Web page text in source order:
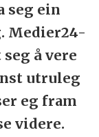
seg ein
Medier24-
å vere
utruleg
eg fram
videre.